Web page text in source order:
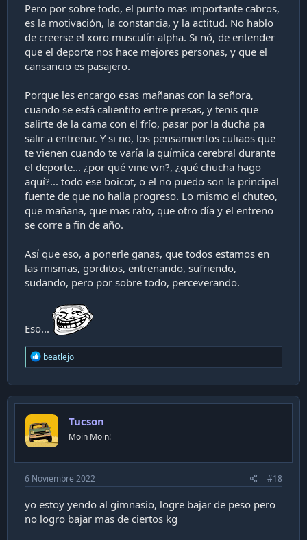
Pero por sobre todo, el punto mas importante cabros,
es la motivación, la constancia, y la actitud. No hablo
de creerse el xoro musculín alpha. Si nó, de entender
que el deporte nos hace mejores personas, y que el
cansancio es pasajero.
Porque les encargo esas mañanas con la señora,
cuando se está calientito entre presas, y tenis que
salirte de la cama con el frío, pasar por la ducha pa
salir a entrenar. Y si no, los pensamientos culiaos que
te vienen cuando te varía la química cerebral durante
el deporte... ¿por qué vine wn?, ¿qué chucha hago
aquí?... todo ese boicot, o el no puedo son la principal
fuente de que no halla progreso. Lo mismo el chuteo,
que mañana, que mas rato, que otro día y el entreno
se corre a fin de año.
Así que eso, a ponerle ganas, que todos estamos en
las mismas, gorditos, entrenando, sufriendo,
sudando, pero por sobre todo, perceverando.
Eso...
R
e
c
t
o
n
s
beatlejo
Tucson
Moin Moin!
6 Noviembre 2022 #18
yo estoy yendo al gimnasio, logre bajar de peso pero
no logro bajar mas de ciertos kg